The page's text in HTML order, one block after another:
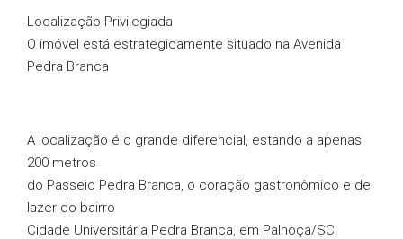
Localização Privilegiada
O imóvel está estrategicamente situado na Avenida
Pedra Branca
A localização é o grande diferencial, estando a apenas
200 metros
do Passeio Pedra Branca, o coração gastronômico e de
lazer do bairro
Cidade Universitária Pedra Branca, em Palhoça/SC.